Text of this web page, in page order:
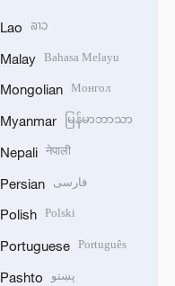
Lao ລາວ
Malay Bahasa Melayu
Mongolian Монгол
Myanmar မြန်မာဘာသာ
Nepali नेपाली
Persian فارسی
Polish Polski
Portuguese Português
Pashto پښتو